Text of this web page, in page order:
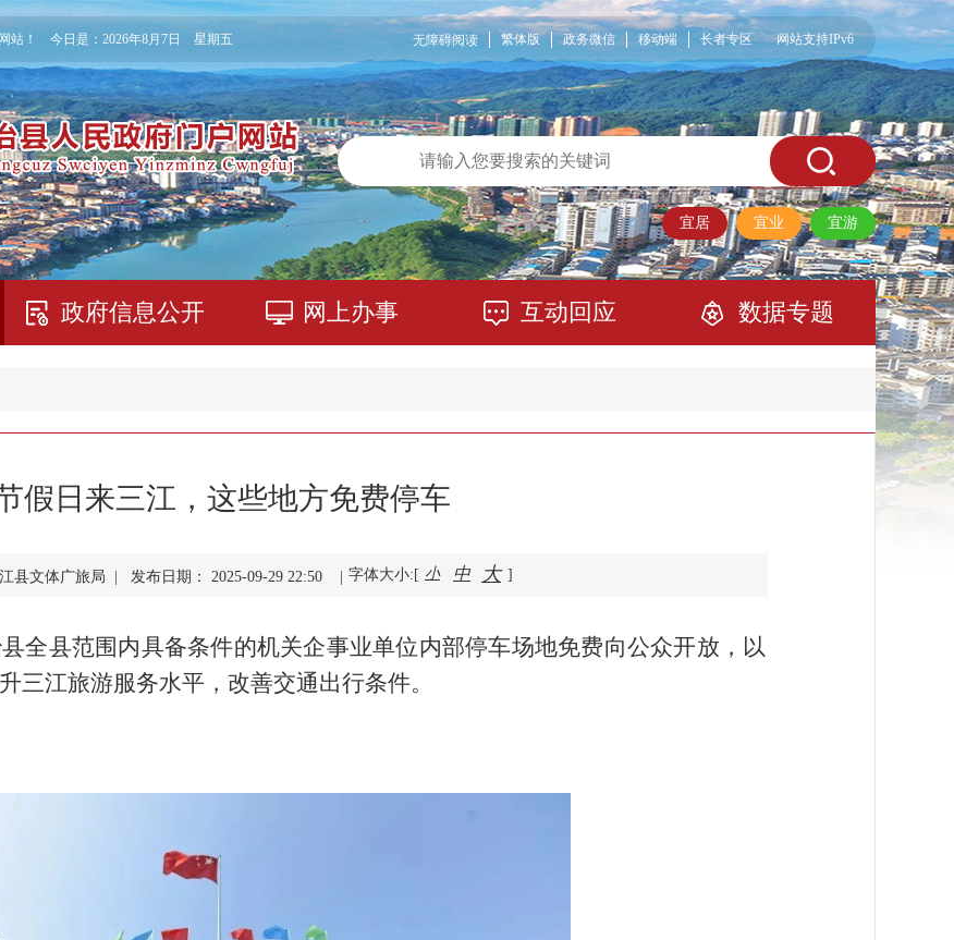
网站支持IPv6
无障碍阅读 繁体版 政务微信 移动端 长者专区
站！ 今日是： 2026年8月7日 星期五
宜居 宜业 宜游
政府信息公开 网上办事 互动回应 数据专题
假日来三江，这些地方免费停车
县文体广旅局 | 发布日期： 2025-09-29 22:50 | 字体大小:[ 小 中 大 ]
全县范围内具备条件的机关企事业单位内部停车场地免费向公众开放，以
三江旅游服务水平，改善交通出行条件。